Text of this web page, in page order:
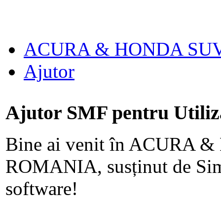
ACURA & HONDA
Ajutor
Ajutor SMF pentru
Bine ai venit în ACURA
ROMANIA, susținut de
software!